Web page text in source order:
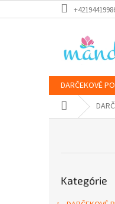
na
DARČEKOVÉ
Domov
kategórie
Kategórie